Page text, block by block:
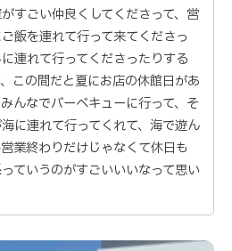
すごい仲良くしてくださって、営
飯を連れて行って来てくださっ
連れて行ってくださったりする
この間だと夏にお店の休館日があ
んなでバーベキューに行って、そ
に連れて行ってくれて、海で遊ん
業終わりだけじゃなくて休日も
ていうのがすごいいいなって思い